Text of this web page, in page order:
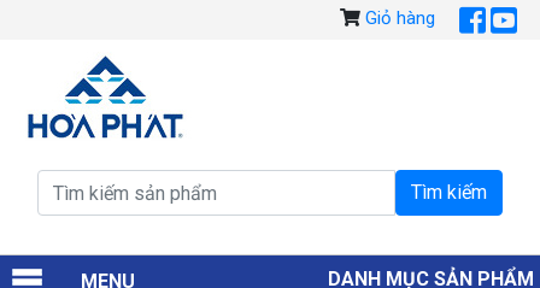
Giỏ hàng
MENU DANH MỤC SẢN PHẨM